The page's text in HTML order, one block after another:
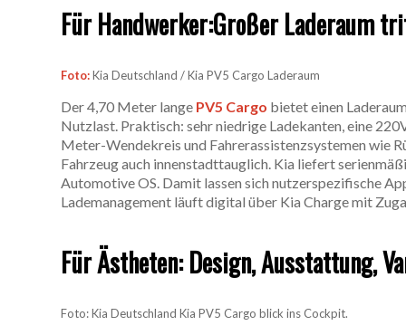
Für Handwerker:Großer Laderaum
Foto:Kia Deutschland / Kia PV5 Cargo Laderaum
Der 4,70 Meter lange PV5 Cargo bietet einen
Nutzlast. Praktisch: sehr niedrige Ladekanten, eine
Meter-Wendekreis und Fahrerassistenzsystemen wie
Fahrzeug auch innenstadttauglich. Kia liefert
Automotive OS. Damit lassen sich nutzerspezifische
Lademanagement läuft digital über Kia Charge mit
Für Ästheten: Design, Ausstattung,
Foto: Kia Deutschland Kia PV5 Cargo blick ins Cockpit.